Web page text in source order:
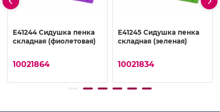
E41244 Сидушка пенка
складная (фиолетовая)
10021864
E41245 Сидушка пенка
складная (зеленая)
10021834